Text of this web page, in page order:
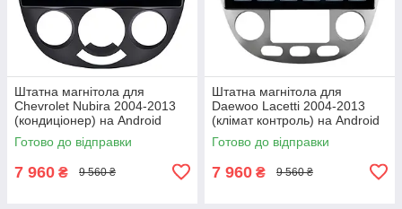
Штатна магнітола для
Chevrolet Nubira 2004-2013
(кондиціонер) на Android
Готово до відправки
7 960 ₴ 9 560 ₴
Штатна магнітола для
Daewoo Lacetti 2004-2013
(клімат контроль) на Android
Готово до відправки
7 960 ₴ 9 560 ₴